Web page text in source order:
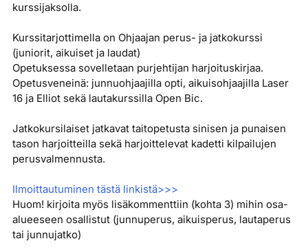
kurssijaksolla.
Kurssitarjottimella on Ohjaajan perus- ja jatkokurssi
(juniorit, aikuiset ja laudat)
Opetuksessa sovelletaan purjehtijan harjoituskirjaa.
Opetusveneinä: junnuohjaajilla opti, aikuisohjaajilla Laser
16 ja Elliot sekä lautakurssilla Open Bic.
Jatkokursilaiset jatkavat taitopetusta sinisen ja punaisen
tason harjoitteilla sekä harjoittelevat kadetti kilpailujen
perusvalmennusta.
Ilmoittautuminen tästä linkistä>>>
Huom! kirjoita myös lisäkommenttiin (kohta 3) mihin osa-
alueeseen osallistut (junnuperus, aikuisperus, lautaperus
tai junnujatko)